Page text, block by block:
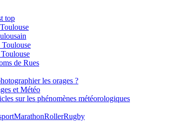
top
Toulouse
de Rues
les orages ?
et Météo
sur les phénomènes météorologiques
MarathonRollerRugby